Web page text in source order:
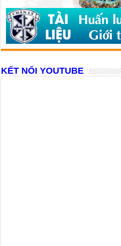
KẾT NỐI YOUTUBE